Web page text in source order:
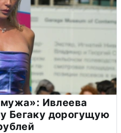
Ивлеева
Бегаку дорогущую